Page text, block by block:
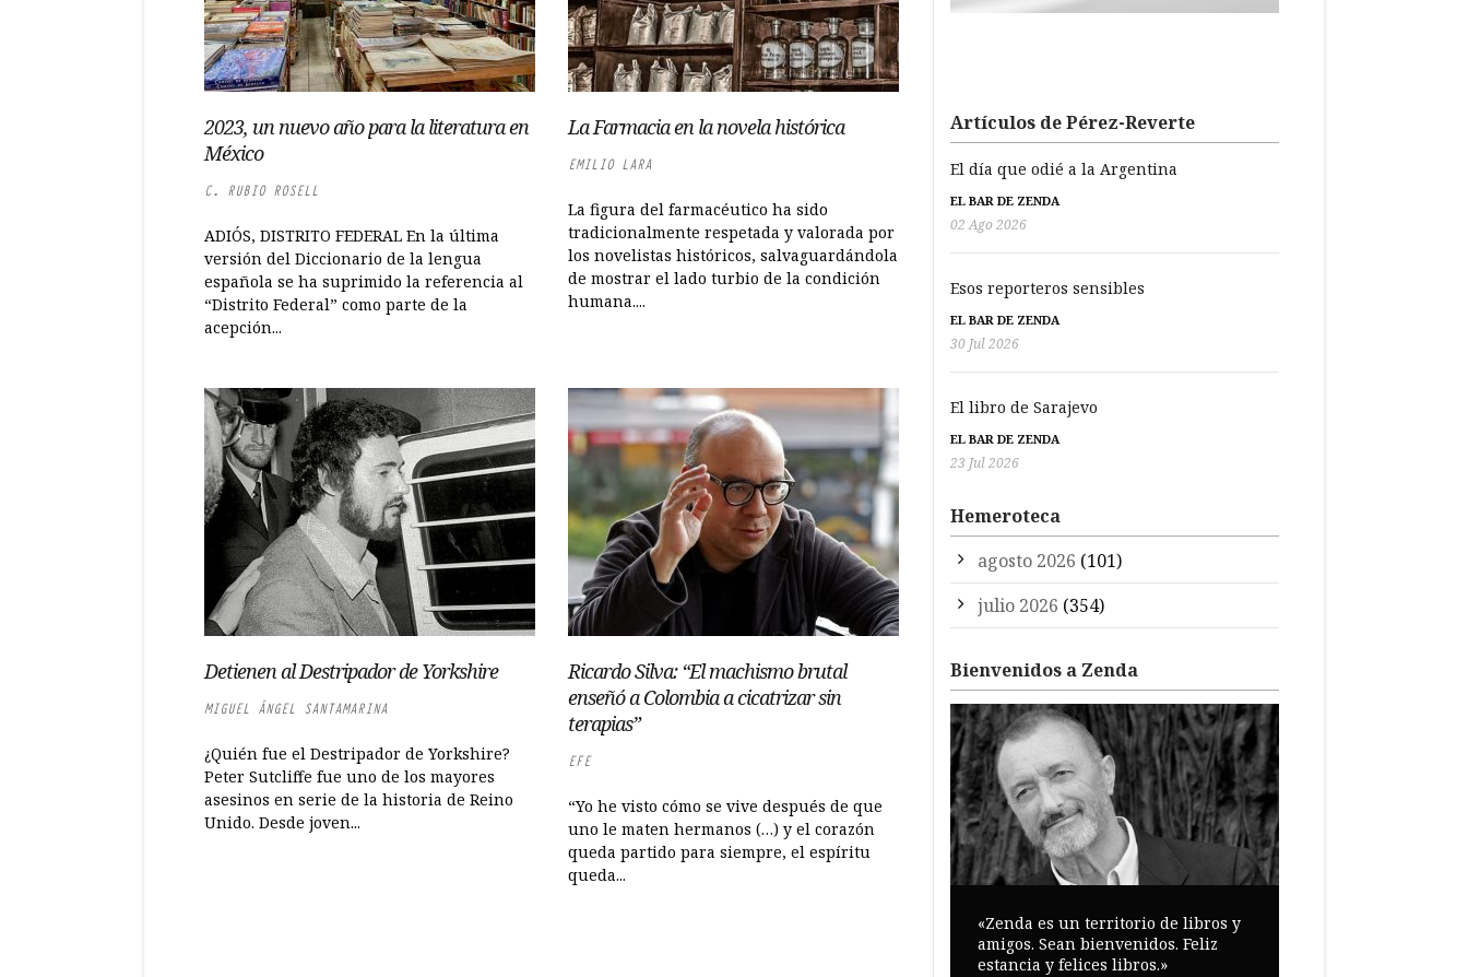
2023, un nuevo año para la literatura en
México
C. RUBIO ROSELL
ADIÓS, DISTRITO FEDERAL En la última
versión del Diccionario de la lengua
española se ha suprimido la referencia al
“Distrito Federal” como parte de la
acepción...
La Farmacia en la novela histórica
EMILIO LARA
La figura del farmacéutico ha sido
tradicionalmente respetada y valorada por
los novelistas históricos, salvaguardándola
de mostrar el lado turbio de la condición
humana....
Detienen al Destripador de Yorkshire
MIGUEL ÁNGEL SANTAMARINA
¿Quién fue el Destripador de Yorkshire?
Peter Sutcliffe fue uno de los mayores
asesinos en serie de la historia de Reino
Unido. Desde joven...
Ricardo Silva: “El machismo brutal
enseñó a Colombia a cicatrizar sin
terapias”
EFE
“Yo he visto cómo se vive después de que
uno le maten hermanos (…) y el corazón
queda partido para siempre, el espíritu
queda...
Artículos de Pérez-Reverte
El día que odié a la Argentina
EL BAR DE ZENDA
02 Ago 2026
Esos reporteros sensibles
EL BAR DE ZENDA
30 Jul 2026
El libro de Sarajevo
EL BAR DE ZENDA
23 Jul 2026
Hemeroteca
agosto 2026 (101)
julio 2026 (354)
Bienvenidos a Zenda
«Zenda es un territorio de libros y
amigos. Sean bienvenidos. Feliz
estancia y felices libros.»